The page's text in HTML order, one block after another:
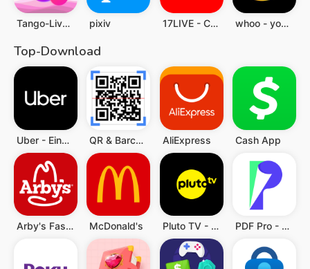
Tango-Live Stream & Video Chat pixiv 17LIVE - Chat, Live streaming whoo - your world
Top-Download
Uber - Eine Fahrt bestellen QR & Barcode Scanner (Deutsch) AliExpress Cash App
Arby's Fast Food Sandwiches McDonald's Pluto TV - TV, Filme & Serien PDF Pro - Reader & Maker